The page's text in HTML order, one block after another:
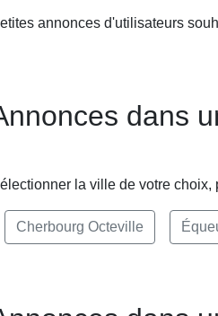
annonces d'utilisateurs
dans
la ville de votre choix,
Cherbourg Octeville